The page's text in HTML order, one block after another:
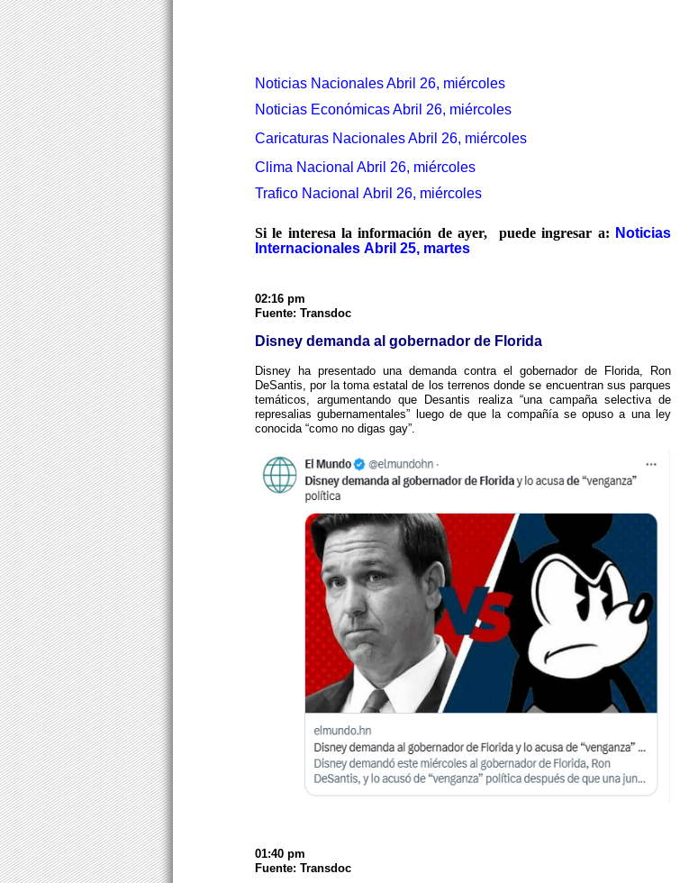
Noticias Nacionales Abril 26, miércoles
Noticias Económicas Abril 26, miércoles
Caricaturas Nacionales Abril 26, miércoles
Clima Nacional Abril 26, miércoles
Trafico Nacional Abril 26, miércoles
Si le interesa la información de ayer, puede ingresar a: Noticias
Internacionales Abril 25, martes
02:16 pm
Fuente: Transdoc
Disney demanda al gobernador de Florida
Disney ha presentado una demanda contra el gobernador de Florida, Ron
DeSantis, por la toma estatal de los terrenos donde se encuentran sus parques
temáticos, argumentando que Desantis realiza “una campaña selectiva de
represalias gubernamentales” luego de que la compañía se opuso a una ley
conocida “como no digas gay”.
01:40 pm
Fuente: Transdoc